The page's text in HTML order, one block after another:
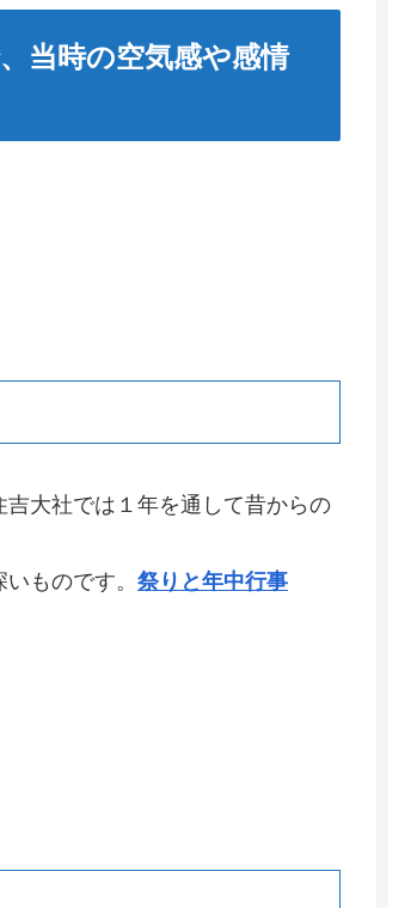
当時の空気感や感情
大社では１年を通して昔からの
ものです。 祭りと年中行事